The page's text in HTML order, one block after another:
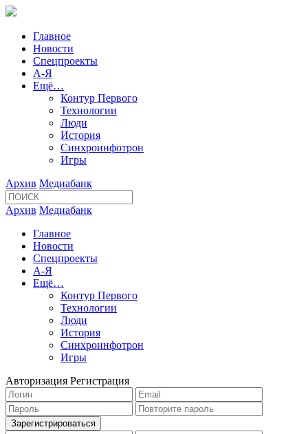
Главное
Новости
Спецпроекты
А-Я
Ещё…
Контур Первого
Технологии
Люди
История
Синхроинфотрон
Игры
Архив Медиабанк
Архив Медиабанк
Главное
Новости
Спецпроекты
А-Я
Ещё…
Контур Первого
Технологии
Люди
История
Синхроинфотрон
Игры
Авторизация Регистрация